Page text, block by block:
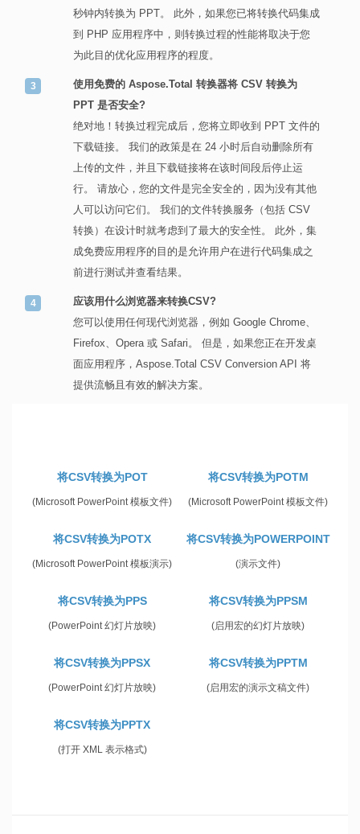
秒钟内转换为 PPT。 此外，如果您已将转换代码集成
到 PHP 应用程序中，则转换过程的性能将取决于您
为此目的优化应用程序的程度。
使用免费的 Aspose.Total 转换器将 CSV 转换为
PPT 是否安全?
绝对地！转换过程完成后，您将立即收到 PPT 文件的
下载链接。 我们的政策是在 24 小时后自动删除所有
上传的文件，并且下载链接将在该时间段后停止运
行。 请放心，您的文件是完全安全的，因为没有其他
人可以访问它们。 我们的文件转换服务（包括 CSV
转换）在设计时就考虑到了最大的安全性。 此外，集
成免费应用程序的目的是允许用户在进行代码集成之
前进行测试并查看结果。
应该用什么浏览器来转换CSV?
您可以使用任何现代浏览器，例如 Google Chrome、
Firefox、Opera 或 Safari。 但是，如果您正在开发桌
面应用程序，Aspose.Total CSV Conversion API 将
提供流畅且有效的解决方案。
将CSV转换为POT
(Microsoft PowerPoint 模板文件)
将CSV转换为POTM
(Microsoft PowerPoint 模板文件)
将CSV转换为POTX
(Microsoft PowerPoint 模板演示)
将CSV转换为POWERPOINT
(演示文件)
将CSV转换为PPS
(PowerPoint 幻灯片放映)
将CSV转换为PPSM
(启用宏的幻灯片放映)
将CSV转换为PPSX
(PowerPoint 幻灯片放映)
将CSV转换为PPTM
(启用宏的演示文稿文件)
将CSV转换为PPTX
(打开 XML 表示格式)